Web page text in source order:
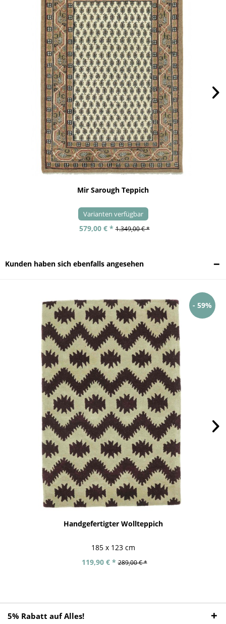
Mir Sarough Teppich
Varianten verfügbar
579,00 € * 1.349,00 € *
Kunden haben sich ebenfalls angesehen
- 59%
Handgefertigter Wollteppich
185 x 123 cm
119,90 € * 289,00 € *
5% Rabatt auf Alles!